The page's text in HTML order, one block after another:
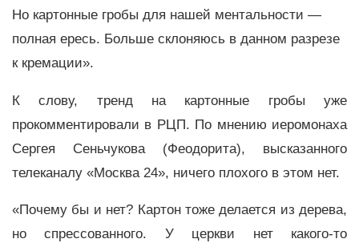
Но картонные гробы для нашей ментальности —
полная ересь. Больше склоняюсь в данном разрезе
к кремации».
К слову, тренд на картонные гробы уже
прокомментировали в РЦП. По мнению иеромонаха
Сергея Сеньчукова (Феодорита), высказанного
телеканалу «Москва 24», ничего плохого в этом нет.
«Почему бы и нет? Картон тоже делается из дерева,
но спрессованного. У церкви нет какого-то